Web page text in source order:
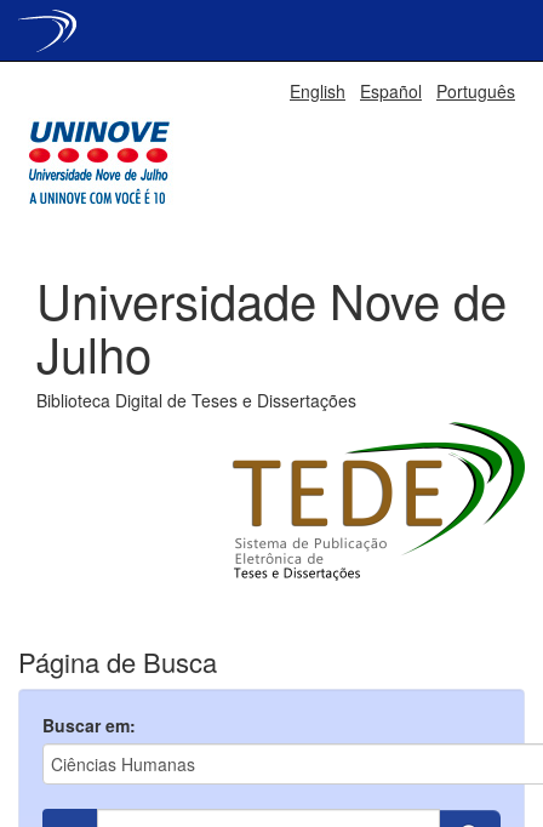
English Español Português
Universidade Nove de
Julho
Biblioteca Digital de Teses e Dissertações
Página de Busca
Buscar em: